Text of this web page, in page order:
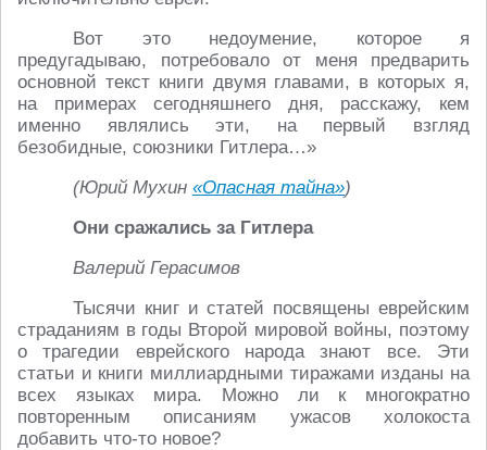
Вот это недоумение, которое я
предугадываю, потребовало от меня предварить
основной текст книги двумя главами, в которых я,
на примерах сегодняшнего дня, расскажу, кем
именно являлись эти, на первый взгляд
безобидные, союзники Гитлера…»
(Юрий Мухин «Опасная тайна»)
Они сражались за Гитлера
Валерий Герасимов
Тысячи книг и статей посвящены еврейским
страданиям в годы Второй мировой войны, поэтому
о трагедии еврейского народа знают все. Эти
статьи и книги миллиардными тиражами изданы на
всех языках мира. Можно ли к многократно
повторенным описаниям ужасов холокоста
добавить что-то новое?